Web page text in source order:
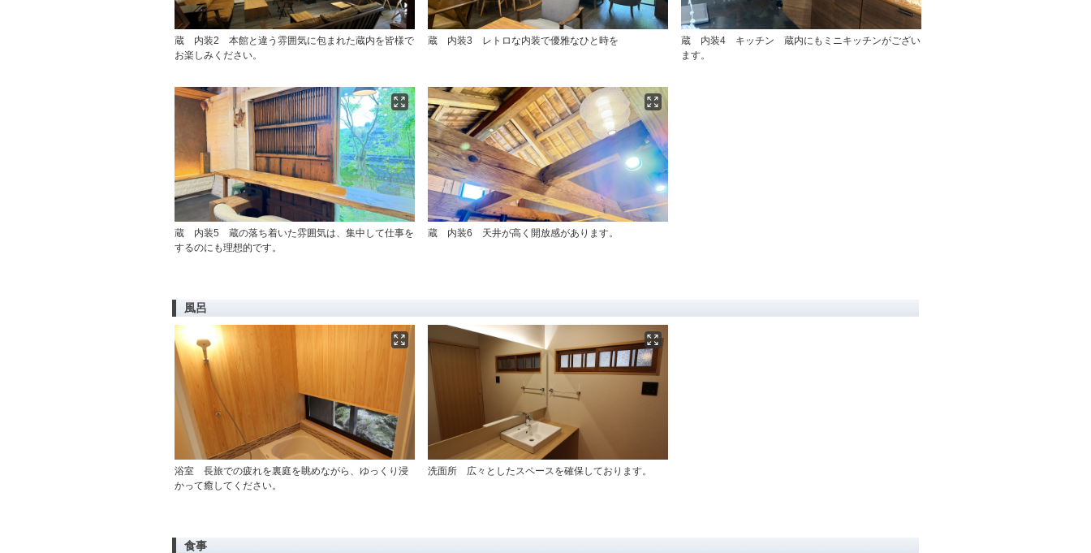
蔵 内装2 本館と違う雰囲気に包まれた蔵内を皆様で
お楽しみください。
蔵 内装3 レトロな内装で優雅なひと時を
蔵 内装4 キッチン 蔵内にもミニキッチンがござい
ます。
蔵 内装5 蔵の落ち着いた雰囲気は、集中して仕事を
するのにも理想的です。
蔵 内装6 天井が高く開放感があります。
風呂
浴室 長旅での疲れを裏庭を眺めながら、ゆっくり浸
かって癒してください。
洗面所 広々としたスペースを確保しております。
食事